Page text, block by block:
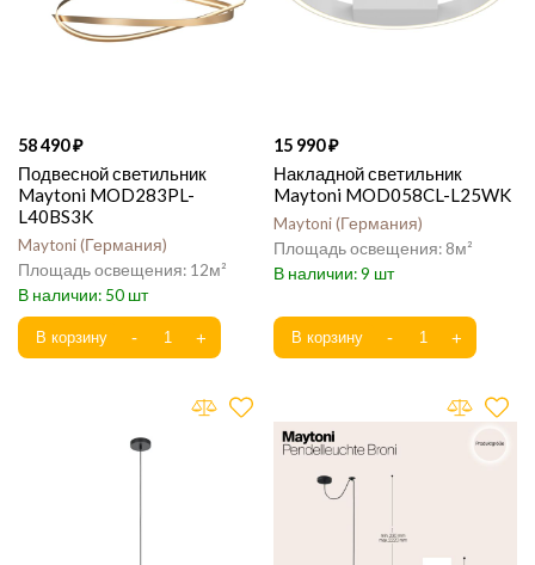
58 490
Подвесной светильник
Maytoni MOD283PL-
L40BS3K
Maytoni Германия
12
50
15 990
Накладной светильник
Maytoni MOD058CL-L25WK
Maytoni Германия
8
9